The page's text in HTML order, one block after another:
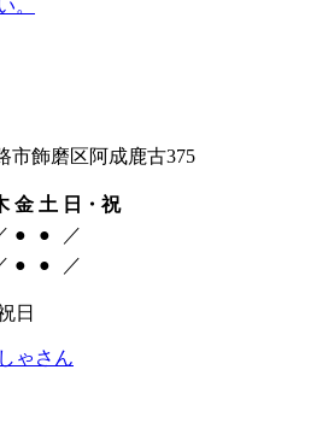
市飾磨区阿成鹿古375
金 土 日・祝
● ●
／
● ● ／
日